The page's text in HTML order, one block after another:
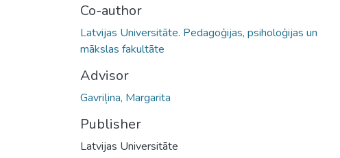
Co-author
Latvijas Universitāte. Pedagoģijas, psiholoģijas un
mākslas fakultāte
Advisor
Gavriļina, Margarita
Publisher
Latvijas Universitāte